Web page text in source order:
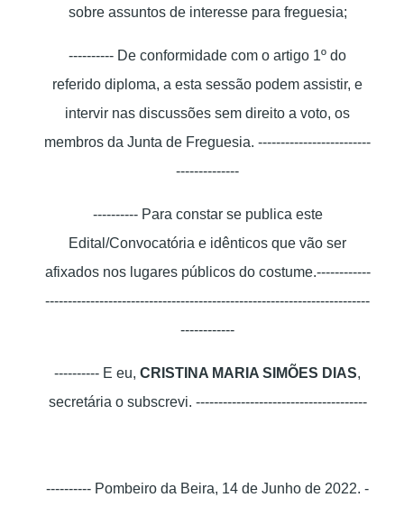
sobre assuntos de interesse para freguesia;
---------- De conformidade com o artigo 1º do
referido diploma, a esta sessão podem assistir, e
intervir nas discussões sem direito a voto, os
membros da Junta de Freguesia. -------------------------
--------------
---------- Para constar se publica este
Edital/Convocatória e idênticos que vão ser
afixados nos lugares públicos do costume.------------
------------------------------------------------------------------------
------------
---------- E eu, CRISTINA MARIA SIMÕES DIAS,
secretária o subscrevi. --------------------------------------
---------- Pombeiro da Beira, 14 de Junho de 2022. -